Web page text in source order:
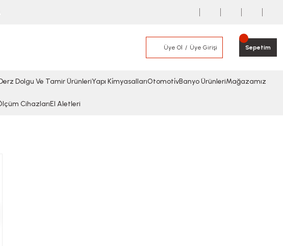
Üye Ol Üye Girişi Sepetim
Dolgu Ve Tamir ÜrünleriYapı Ki̇myasallarıOtomoti̇vBanyo ÜrünleriMağazamız
CihazlarıEl Aletleri